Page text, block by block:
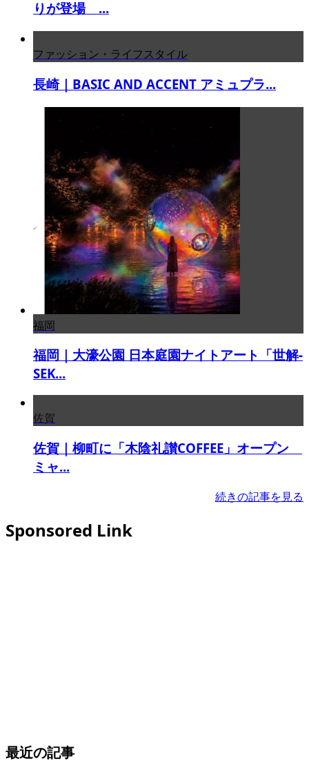
りが登場 ...
ファッション・ライフスタイル
長崎｜BASIC AND ACCENT アミュプラ...
福岡
福岡｜大濠公園 日本庭園ナイトアート「世解-
SEK...
佐賀
佐賀｜柳町に「木陰礼讃COFFEE」オープン
ミャ...
続きの記事を見る
Sponsored Link
最近の記事